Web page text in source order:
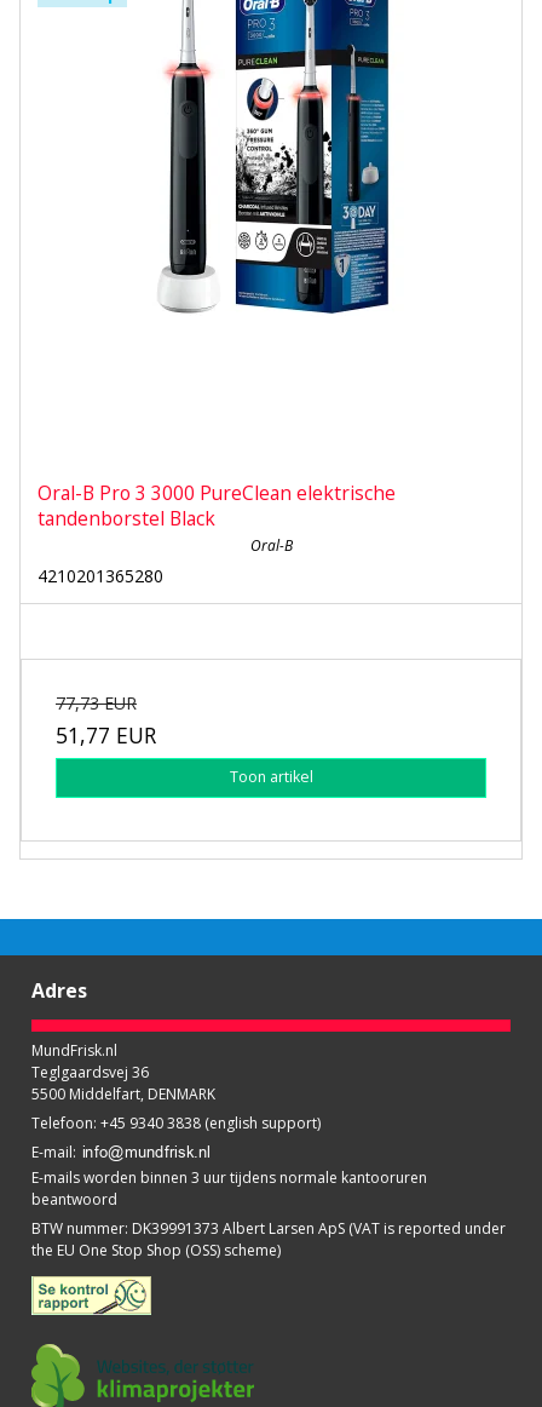
Oral-B Pro 3 3000 PureClean elektrische
tandenborstel Black
Oral-B
4210201365280
77,73 EUR
51,77 EUR
Toon artikel
Adres
MundFrisk.nl
Teglgaardsvej 36
5500 Middelfart, DENMARK
Telefoon: +45 9340 3838 (english support)
E-mail:
E-mails worden binnen 3 uur tijdens normale kantooruren
beantwoord
BTW nummer: DK39991373 Albert Larsen ApS (VAT is reported under
the EU One Stop Shop (OSS) scheme)